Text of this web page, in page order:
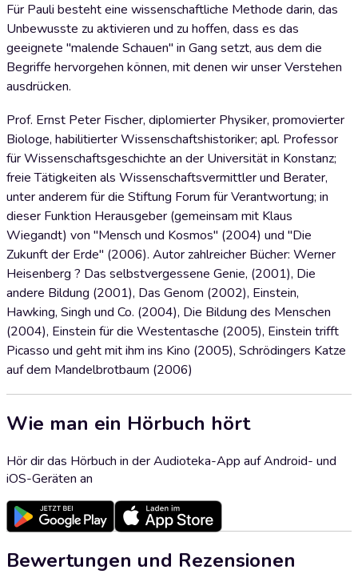
Für Pauli besteht eine wissenschaftliche Methode darin, das
Unbewusste zu aktivieren und zu hoffen, dass es das
geeignete "malende Schauen" in Gang setzt, aus dem die
Begriffe hervorgehen können, mit denen wir unser Verstehen
ausdrücken.
Prof. Ernst Peter Fischer, diplomierter Physiker, promovierter
Biologe, habilitierter Wissenschaftshistoriker; apl. Professor
für Wissenschaftsgeschichte an der Universität in Konstanz;
freie Tätigkeiten als Wissenschaftsvermittler und Berater,
unter anderem für die Stiftung Forum für Verantwortung; in
dieser Funktion Herausgeber (gemeinsam mit Klaus
Wiegandt) von "Mensch und Kosmos" (2004) und "Die
Zukunft der Erde" (2006). Autor zahlreicher Bücher: Werner
Heisenberg ? Das selbstvergessene Genie, (2001), Die
andere Bildung (2001), Das Genom (2002), Einstein,
Hawking, Singh und Co. (2004), Die Bildung des Menschen
(2004), Einstein für die Westentasche (2005), Einstein trifft
Picasso und geht mit ihm ins Kino (2005), Schrödingers Katze
auf dem Mandelbrotbaum (2006)
Wie man ein Hörbuch hört
Hör dir das Hörbuch in der Audioteka-App auf Android- und
iOS-Geräten an
Bewertungen und Rezensionen